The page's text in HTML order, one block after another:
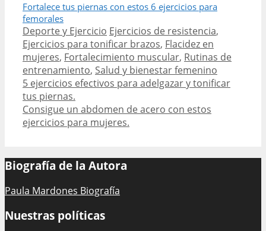
Fortalece tus piernas con estos 6 ejercicios para
femorales
Categories
Deporte y Ejercicio Tags
Ejercicios de resistencia,
Ejercicios para tonificar brazos, Flacidez en
mujeres, Fortalecimiento muscular, Rutinas de
entrenamiento, Salud y bienestar femenino
Post
navigation
5 ejercicios efectivos para adelgazar y tonificar
tus piernas.
Consigue un abdomen de acero con estos
ejercicios para mujeres.
Biografía de la Autora
Paula Mardones Biografía
Nuestras políticas